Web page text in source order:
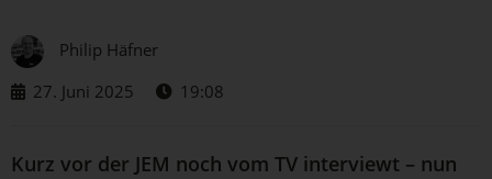
Philip Häfner
27. Juni 2025
19:08
Kurz vor der JEM noch vom TV interviewt – nun